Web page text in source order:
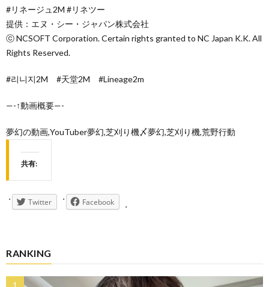
#リネージュ2M #リネツー
提供：エヌ・シー・ジャパン株式会社
ⓒ NCSOFT Corporation. Certain rights granted to NC Japan K.K. All
Rights Reserved.
#리니지2M #天堂2M #Lineage2m
—-↑動画概要—-
夢幻の動画,YouTuber夢幻,芝刈り機〆夢幻,芝刈り機,荒野行動
共有:
Twitter Facebook
RANKING